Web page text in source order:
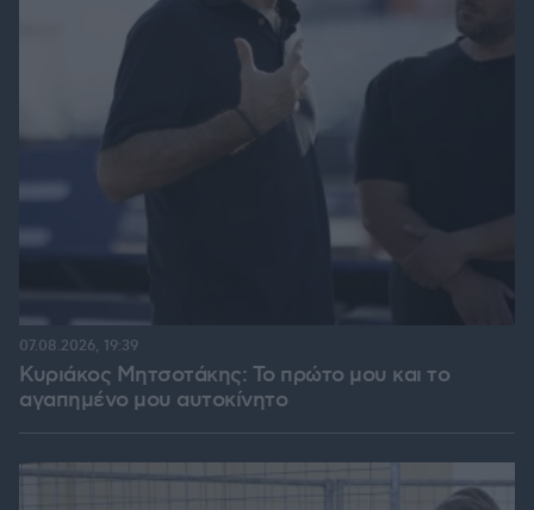
Κυριάκος Μητσοτάκης: Το πρώτο μου και το
αγαπημένο μου αυτοκίνητο
07.08.2026, 19:39